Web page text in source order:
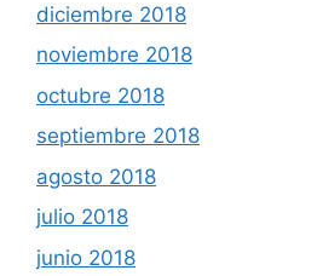
diciembre 2018
noviembre 2018
octubre 2018
septiembre 2018
agosto 2018
julio 2018
junio 2018